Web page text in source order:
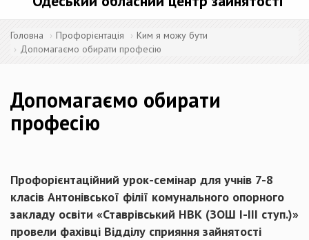
Головна Профорієнтація
Ким я можу бути
Допомагаємо обирати професію
Допомагаємо обирати
професію
Профорієнтаційний урок-семінар для учнів 7-8
класів Антонівської філії комунального опорного
закладу освіти «Ставрівський НВК (ЗОШ І-ІІІ ступ.)»
провели фахівці Відділу сприяння зайнятості